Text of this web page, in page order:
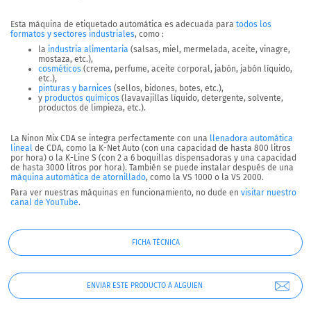
Esta máquina de etiquetado automática es adecuada para todos los
formatos y sectores industriales, como :
la industria alimentaria (salsas, miel, mermelada, aceite, vinagre,
mostaza, etc.),
cosméticos (crema, perfume, aceite corporal, jabón, jabón líquido,
etc.),
pinturas y barnices (sellos, bidones, botes, etc.),
y productos químicos (lavavajillas líquido, detergente, solvente,
productos de limpieza, etc.).
La Ninon Mix CDA se integra perfectamente con una llenadora automática
lineal de CDA, como la K-Net Auto (con una capacidad de hasta 800 litros
por hora) o la K-Line S (con 2 a 6 boquillas dispensadoras y una capacidad
de hasta 3000 litros por hora). También se puede instalar después de una
máquina automática de atornillado, como la VS 1000 o la VS 2000.
Para ver nuestras máquinas en funcionamiento, no dude en visitar nuestro
canal de YouTube.
ENVIAR ESTE PRODUCTO A ALGUIEN
FICHA TÉCNICA